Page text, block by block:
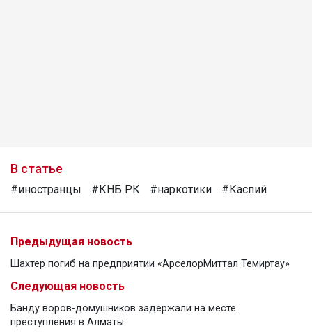
В статье
#иностранцы #КНБ РК #наркотики #Каспий
Предыдущая новость
Шахтер погиб на предприятии «АрселорМиттал Темиртау»
Следующая новость
Банду воров-домушников задержали на месте
преступления в Алматы